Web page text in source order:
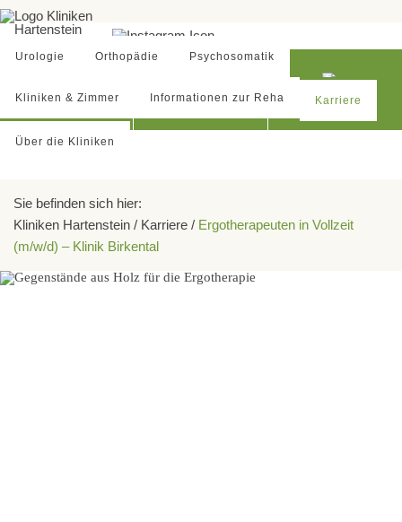
Urologie Orthopädie Psychosomatik
Kliniken & Zimmer Informationen zur Reha Karriere
Über die Kliniken
Sie befinden sich hier:
Kliniken Hartenstein / Karriere / Ergotherapeuten in Vollzeit
(m/w/d) – Klinik Birkental
Kliniken Hartenstein
Hauptverwaltung
Günter-Hartenstein-Str. 8
Klinik Wildetal & Klinik Quellental